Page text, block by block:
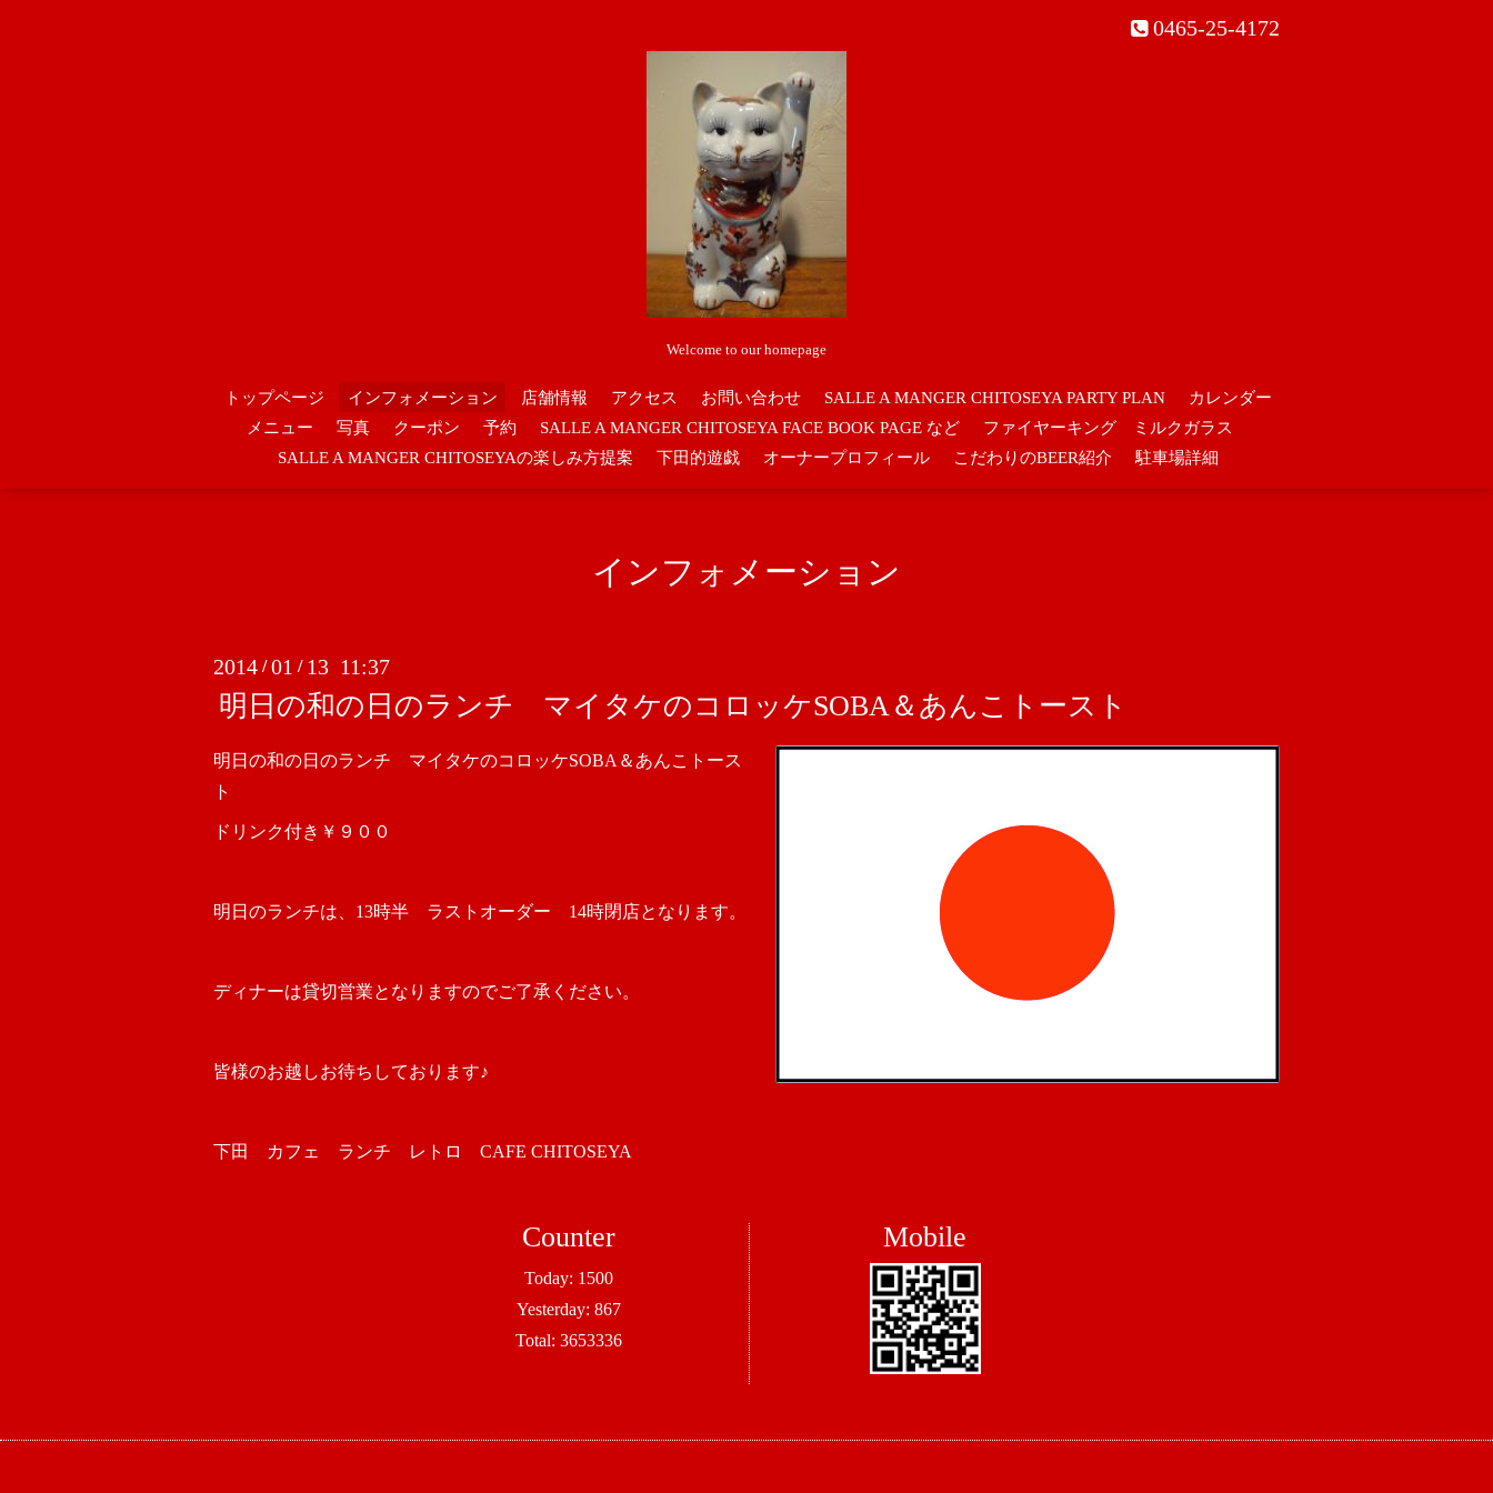
0465-25-4172
Welcome to our homepage
トップページ インフォメーション 店舗情報 アクセス お問い合わせ SALLE A MANGER CHITOSEYA PARTY PLAN
カレンダー
メニュー
写真 クーポン 予約 SALLE A MANGER CHITOSEYA FACE BOOK PAGE など
ファイヤーキング ミルクガラス
SALLE A MANGER CHITOSEYAの楽しみ方提案
下田的遊戯 オーナープロフィール こだわりのBEER紹介 駐車場詳細
インフォメーション
2014 /01 / 13 11:37
明日の和の日のランチ マイタケのコロッケSOBA＆あんこトースト
明日の和の日のランチ マイタケのコロッケSOBA＆あんこトース
ト
ドリンク付き￥９００
明日のランチは、13時半 ラストオーダー 14時閉店となります。
ディナーは貸切営業となりますのでご了承ください。
皆様のお越しお待ちしております♪
下田 カフェ ランチ レトロ CAFE CHITOSEYA
Counter
Today: 1500
Yesterday: 867
Total: 3653336
Mobile